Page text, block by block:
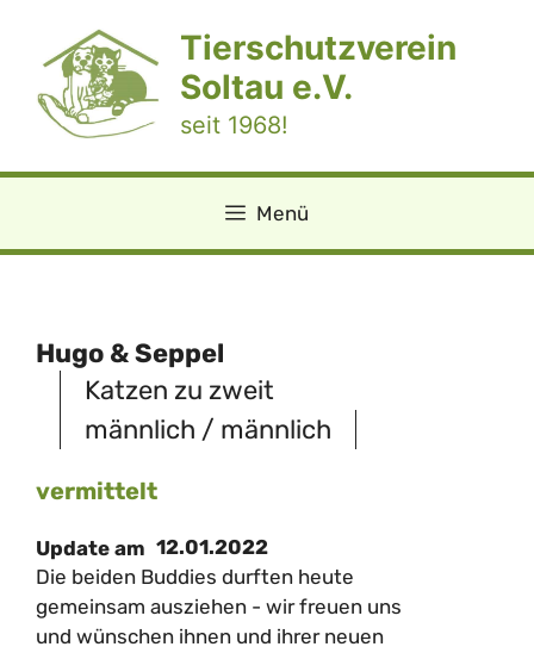
springen
Tierschutzverein
Soltau e.V.
seit 1968!
Menü
Hugo & Seppel
Katzen zu zweit
männlich / männlich
vermittelt
Update am 12.01.2022
Die beiden Buddies durften heute
gemeinsam ausziehen - wir freuen uns
und wünschen ihnen und ihrer neuen